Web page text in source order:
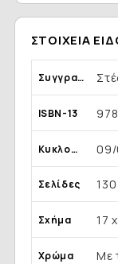
ΣΤΟΙΧΕΊΑ
Συγγραφέας
ISBN-13
Κυκλοφορία
Σελίδες 130
Σχήμα 17
Χρώμα Με